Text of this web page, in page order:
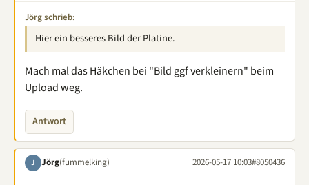
Jörg schrieb:
Hier ein besseres Bild der Platine.
Mach mal das Häkchen bei "Bild ggf verkleinern" beim
Upload weg.
Antwort
J Jörg(fummelking) 2026-05-17 10:03#8050436